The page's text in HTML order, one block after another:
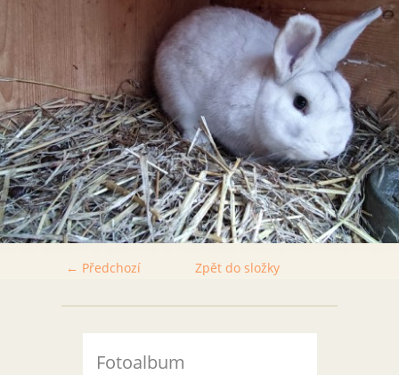
← Předchozí Zpět do složky
Fotoalbum